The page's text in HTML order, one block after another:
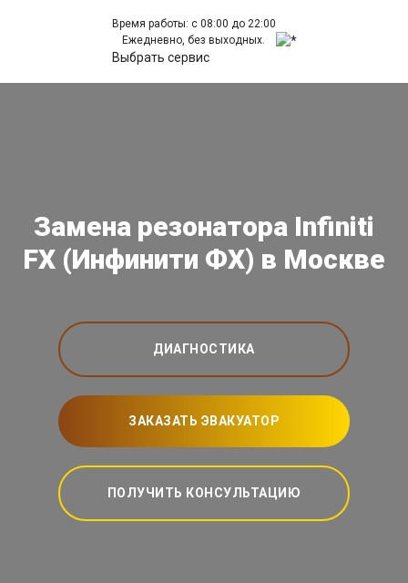
Время работы: с 08:00 до 22:00
Ежедневно, без выходных.
Выбрать сервис
Замена резонатора Infiniti
FX (Инфинити ФХ) в Москве
ДИАГНОСТИКА
ЗАКАЗАТЬ ЭВАКУАТОР
ПОЛУЧИТЬ КОНСУЛЬТАЦИЮ